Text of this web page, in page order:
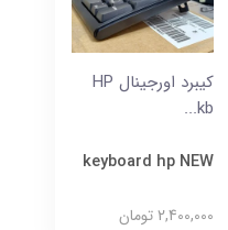
کیبرد اورجینال HP
kb...
keyboard hp NEW
2,400,000 تومان